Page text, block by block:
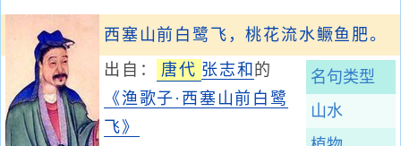
西塞山前白鹭飞，桃花流水鳜鱼肥。
名句类型
山水
出自： 唐代 张志和 的
《渔歌子·西塞山前白鹭
飞》